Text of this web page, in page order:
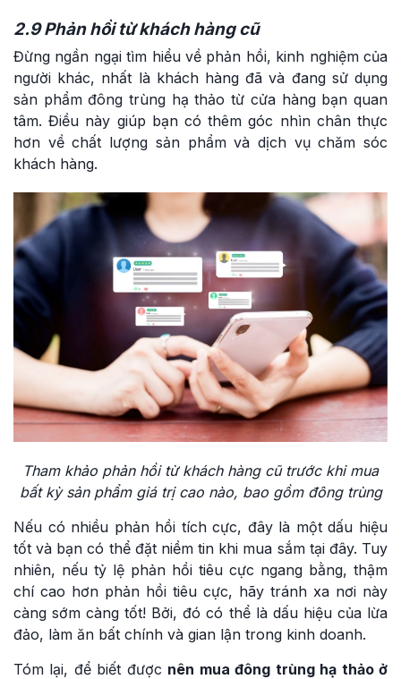
2.9 Phản hồi từ khách hàng cũ
Đừng ngần ngại tìm hiểu về phản hồi, kinh nghiệm của
người khác, nhất là khách hàng đã và đang sử dụng
sản phẩm đông trùng hạ thảo từ cửa hàng bạn quan
tâm. Điều này giúp bạn có thêm góc nhìn chân thực
hơn về chất lượng sản phẩm và dịch vụ chăm sóc
khách hàng.
Tham khảo phản hồi từ khách hàng cũ trước khi mua
bất kỳ sản phẩm giá trị cao nào, bao gồm đông trùng
Nếu có nhiều phản hồi tích cực, đây là một dấu hiệu
tốt và bạn có thể đặt niềm tin khi mua sắm tại đây. Tuy
nhiên, nếu tỷ lệ phản hồi tiêu cực ngang bằng, thậm
chí cao hơn phản hồi tiêu cực, hãy tránh xa nơi này
càng sớm càng tốt! Bởi, đó có thể là dấu hiệu của lừa
đảo, làm ăn bất chính và gian lận trong kinh doanh.
Tóm lại, để biết được nên mua đông trùng hạ thảo ở